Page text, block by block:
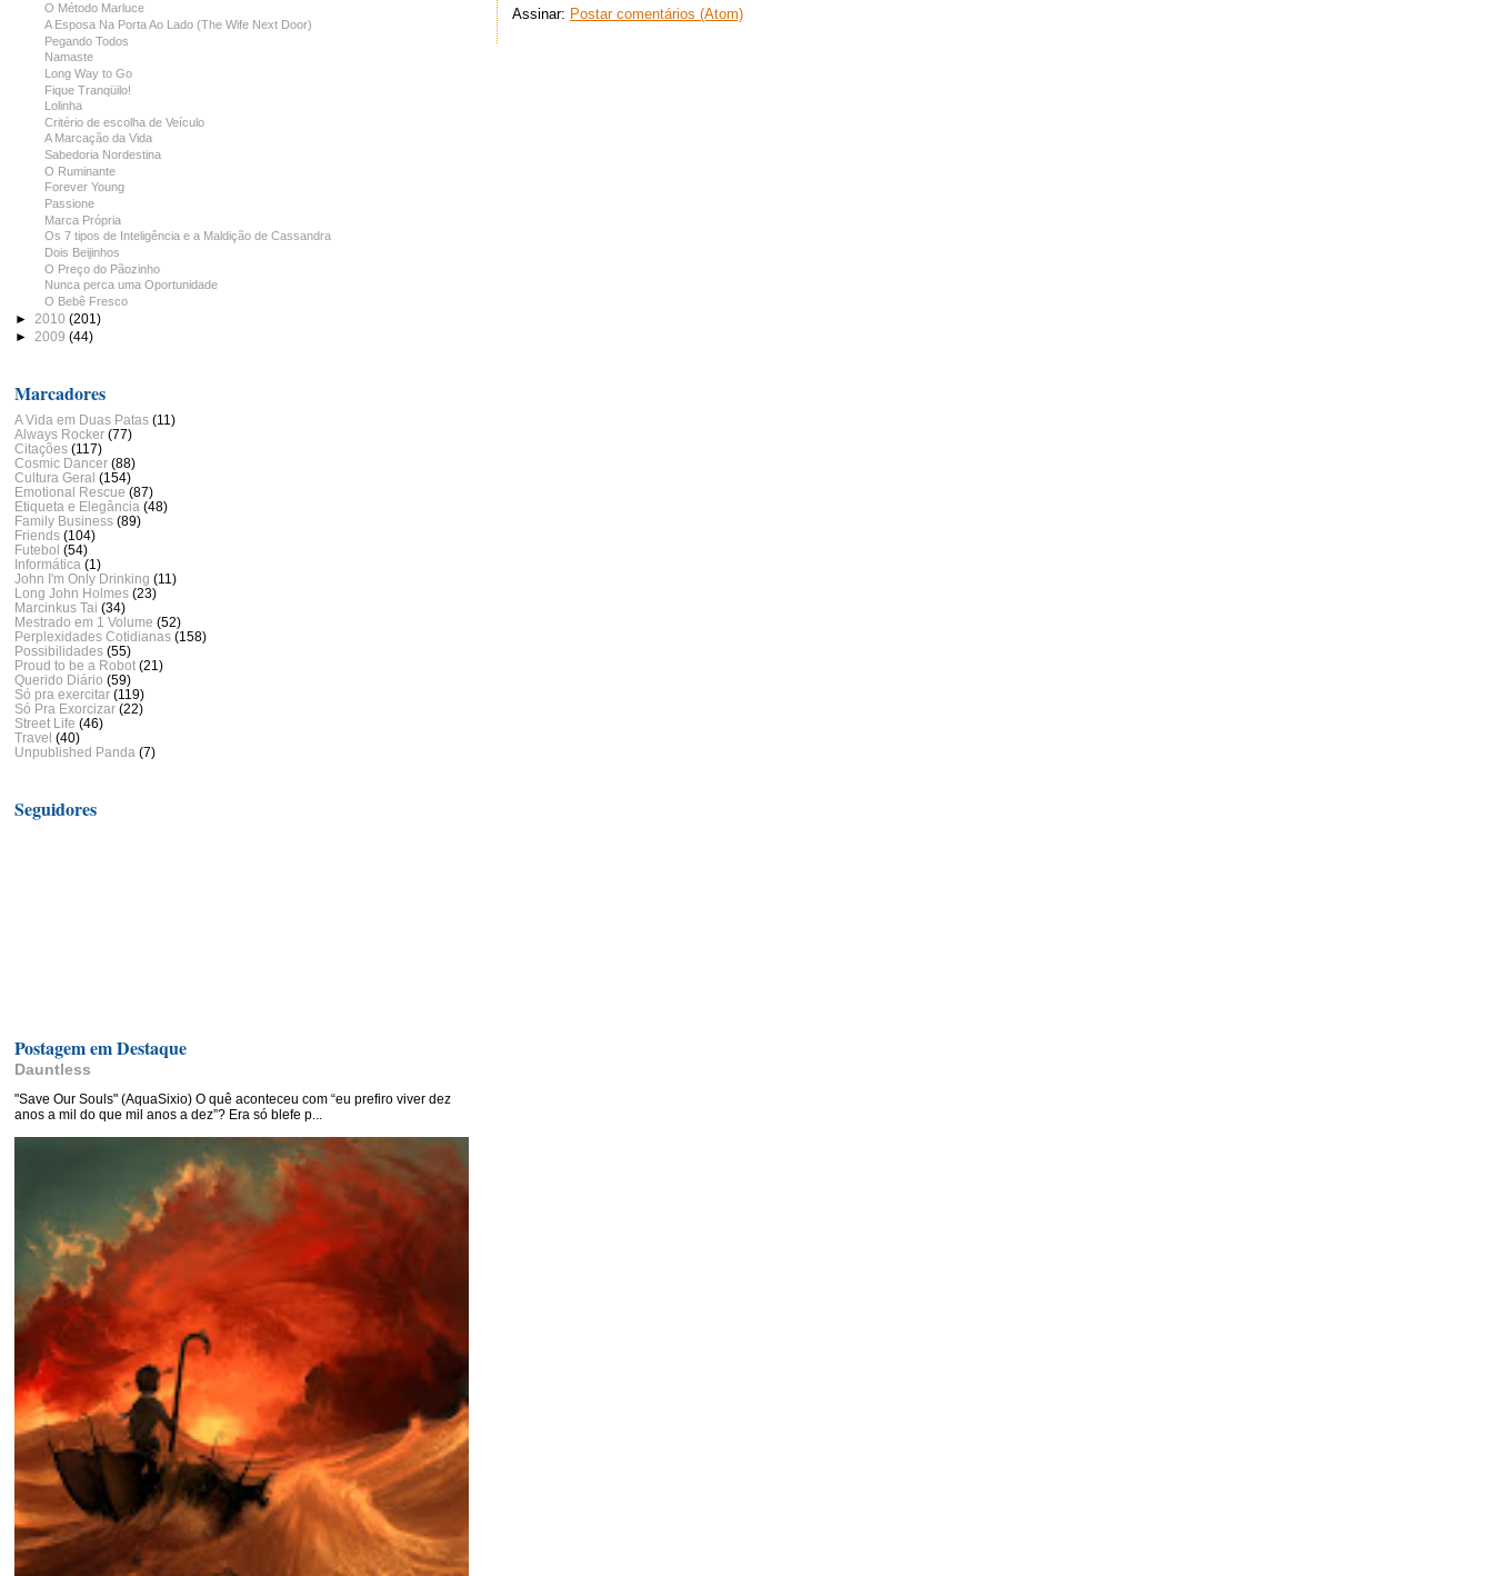
Assinar: Postar comentários (Atom)
O Método Marluce
A Esposa Na Porta Ao Lado (The Wife Next Door)
Pegando Todos
Namaste
Long Way to Go
Fique Tranqüilo!
Lolinha
Critério de escolha de Veículo
A Marcação da Vida
Sabedoria Nordestina
O Ruminante
Forever Young
Passione
Marca Própria
Os 7 tipos de Inteligência e a Maldição de Cassandra
Dois Beijinhos
O Preço do Pãozinho
Nunca perca uma Oportunidade
O Bebê Fresco
► 2010 (201)
► 2009 (44)
Marcadores
A Vida em Duas Patas (11)
Always Rocker (77)
Citações (117)
Cosmic Dancer (88)
Cultura Geral (154)
Emotional Rescue (87)
Etiqueta e Elegância (48)
Family Business (89)
Friends (104)
Futebol (54)
Informática (1)
John I'm Only Drinking (11)
Long John Holmes (23)
Marcinkus Tai (34)
Mestrado em 1 Volume (52)
Perplexidades Cotidianas (158)
Possibilidades (55)
Proud to be a Robot (21)
Querido Diário (59)
Só pra exercitar (119)
Só Pra Exorcizar (22)
Street Life (46)
Travel (40)
Unpublished Panda (7)
Seguidores
Postagem em Destaque
Dauntless
"Save Our Souls" (AquaSixio) O quê aconteceu com “eu prefiro viver dez
anos a mil do que mil anos a dez”? Era só blefe p...